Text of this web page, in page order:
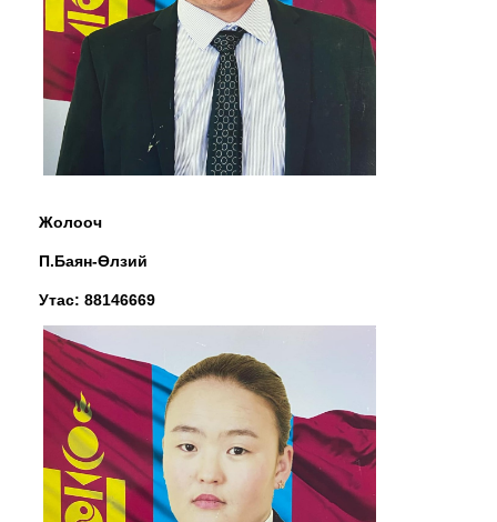
Жолооч
П.Баян-Өлзий
Утас: 88146669